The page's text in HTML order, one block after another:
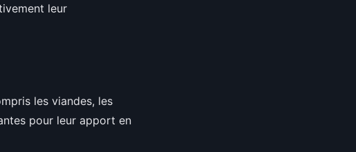
leur
les viandes, les
pour leur apport en